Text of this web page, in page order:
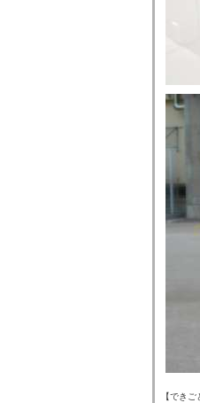
【でき